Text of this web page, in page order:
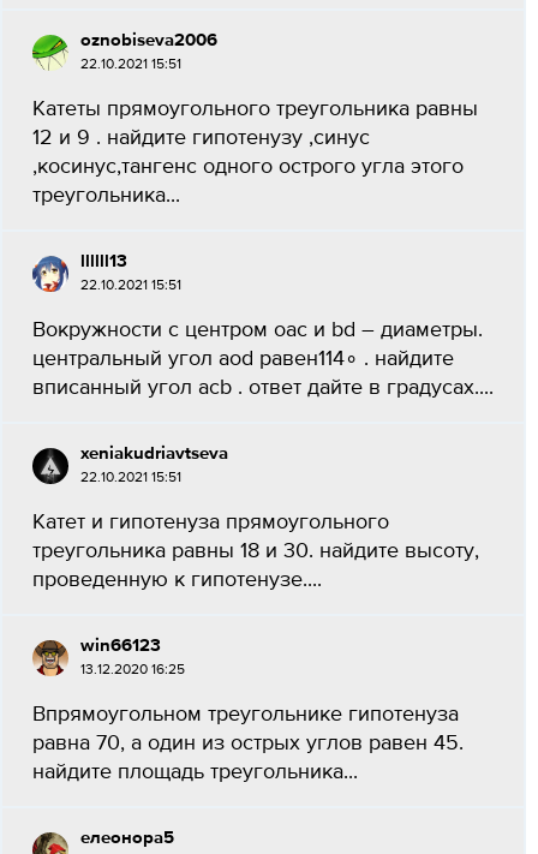
oznobiseva2006
22.10.2021 15:51
Катеты прямоугольного треугольника равны
12 и 9 . найдите гипотенузу ,синус
,косинус,тангенс одного острого угла этого
треугольника...
llllll13
22.10.2021 15:51
Вокружности с центром oac и bd – диаметры.
центральный угол aod равен114∘ . найдите
вписанный угол acb . ответ дайте в градусах....
xeniakudriavtseva
22.10.2021 15:51
Катет и гипотенуза прямоугольного
треугольника равны 18 и 30. найдите высоту,
проведенную к гипотенузе....
win66123
13.12.2020 16:25
Впрямоугольном треугольнике гипотенуза
равна 70, а один из острых углов равен 45.
найдите площадь треугольника...
елеонора5